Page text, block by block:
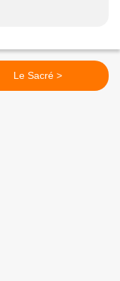
Le Sacré >